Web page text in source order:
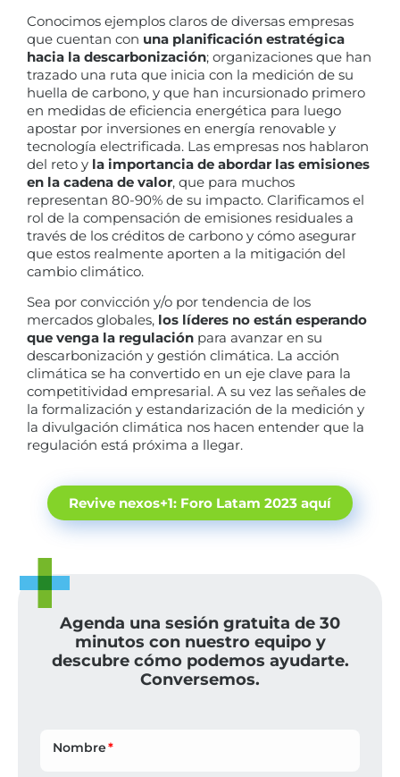
Conocimos ejemplos claros de diversas empresas
que cuentan con una planificación estratégica
hacia la descarbonización; organizaciones que han
trazado una ruta que inicia con la medición de su
huella de carbono, y que han incursionado primero
en medidas de eficiencia energética para luego
apostar por inversiones en energía renovable y
tecnología electrificada. Las empresas nos hablaron
del reto y la importancia de abordar las emisiones
en la cadena de valor, que para muchos
representan 80-90% de su impacto. Clarificamos el
rol de la compensación de emisiones residuales a
través de los créditos de carbono y cómo asegurar
que estos realmente aporten a la mitigación del
cambio climático.
Sea por convicción y/o por tendencia de los
mercados globales, los líderes no están esperando
que venga la regulación para avanzar en su
descarbonización y gestión climática. La acción
climática se ha convertido en un eje clave para la
competitividad empresarial. A su vez las señales de
la formalización y estandarización de la medición y
la divulgación climática nos hacen entender que la
regulación está próxima a llegar.
Revive nexos+1: Foro Latam 2023 aquí
Agenda una sesión gratuita de 30
minutos con nuestro equipo y
descubre cómo podemos ayudarte.
Conversemos.
Nombre